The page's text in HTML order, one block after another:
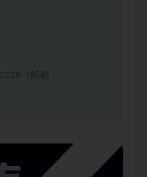
（邮箱：